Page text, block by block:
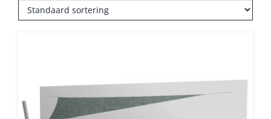
Beschermhoezen
Glatz Vita Collectie